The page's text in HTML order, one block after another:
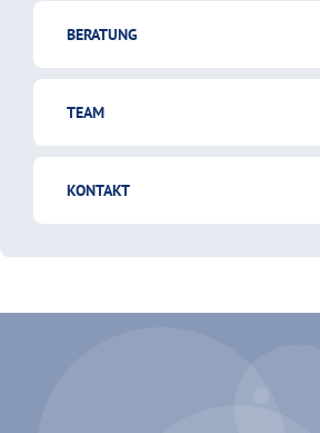
BERATUNG
TEAM
KONTAKT